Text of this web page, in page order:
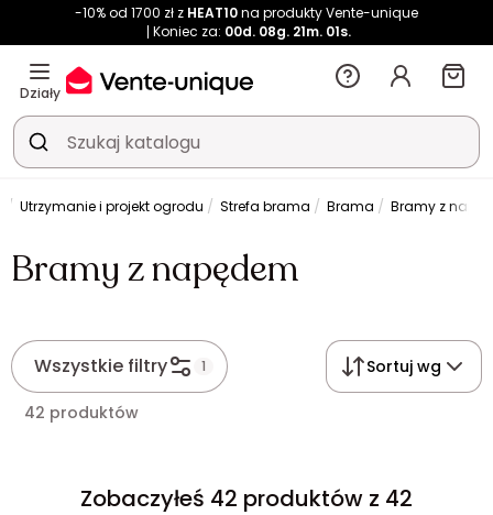
-10% od 1700 zł z HEAT10na produkty Vente-unique
Koniec za: 00d. 08g. 21m. 00s.
Działy
Utrzymanie i projekt ogrodu Strefa brama Brama Bramy z
Bramy z napędem
Wszystkie filtry 1 Sortuj wg
42 produktów
Zobaczyłeś 42 produktów z 42